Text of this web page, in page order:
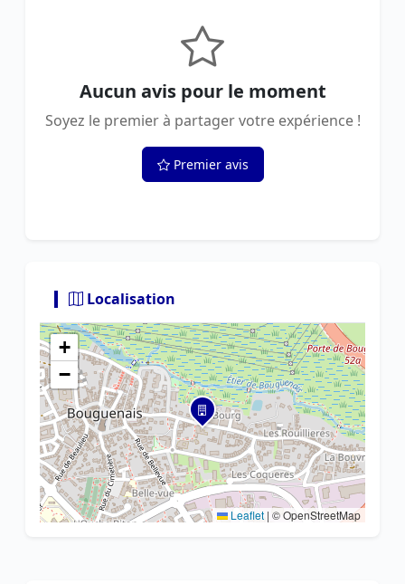
Aucun avis pour le moment
Soyez le premier à partager votre expérience !
Premier avis
Localisation
+
−
Leaflet | © OpenStreetMap